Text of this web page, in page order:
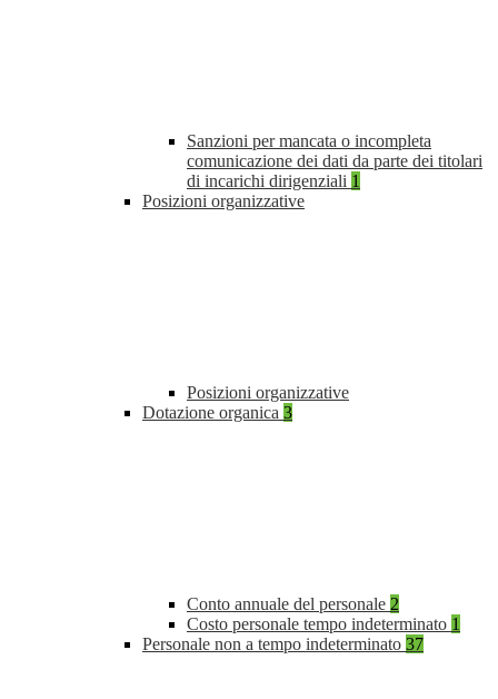
Sanzioni per mancata o incompleta
comunicazione dei dati da parte dei titolari
di incarichi dirigenziali 1
Posizioni organizzative
Posizioni organizzative
Dotazione organica 3
Conto annuale del personale 2
Costo personale tempo indeterminato 1
Personale non a tempo indeterminato 37